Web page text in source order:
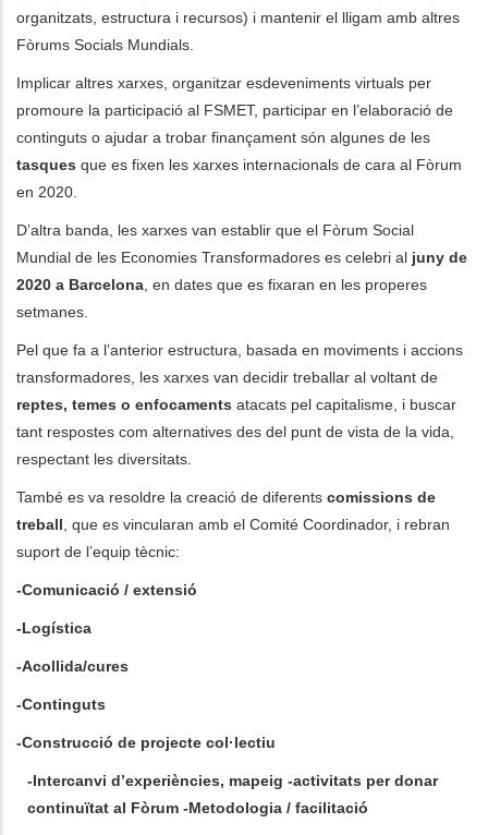
organitzats, estructura i recursos) i mantenir el lligam amb altres
Fòrums Socials Mundials.
Implicar altres xarxes, organitzar esdeveniments virtuals per
promoure la participació al FSMET, participar en l’elaboració de
continguts o ajudar a trobar finançament són algunes de les
tasques que es fixen les xarxes internacionals de cara al Fòrum
en 2020.
D’altra banda, les xarxes van establir que el Fòrum Social
Mundial de les Economies Transformadores es celebri al juny de
2020 a Barcelona , en dates que es fixaran en les properes
setmanes.
Pel que fa a l’anterior estructura, basada en moviments i accions
transformadores, les xarxes van decidir treballar al voltant de
reptes, temes o enfocaments atacats pel capitalisme, i buscar
tant respostes com alternatives des del punt de vista de la vida,
respectant les diversitats.
També es va resoldre la creació de diferents comissions de
treball , que es vincularan amb el Comité Coordinador, i rebran
suport de l’equip tècnic:
-Comunicació / extensió
-Logística
-Acollida/cures
-Continguts
-Construcció de projecte col·lectiu
-Intercanvi d’experiències, mapeig -activitats per donar
continuïtat al Fòrum -Metodologia / facilitació